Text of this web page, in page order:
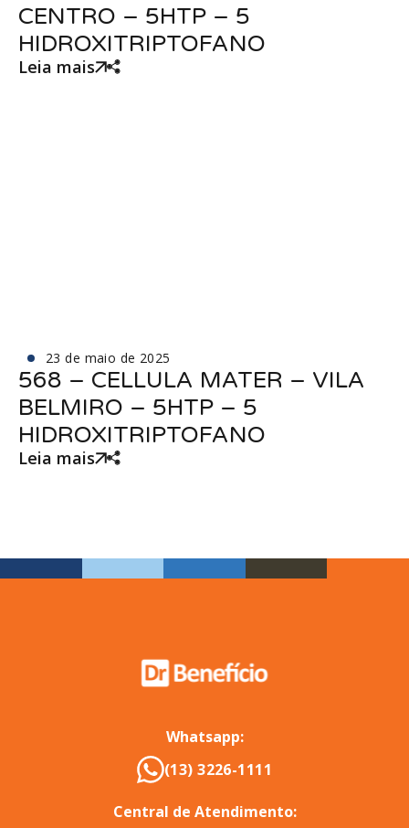
CENTRO – 5HTP – 5
HIDROXITRIPTOFANO
Leia mais
23 de maio de 2025
568 – CELLULA MATER – VILA
BELMIRO – 5HTP – 5
HIDROXITRIPTOFANO
Leia mais
Whatsapp:
(13) 3226-1111
Central de Atendimento: